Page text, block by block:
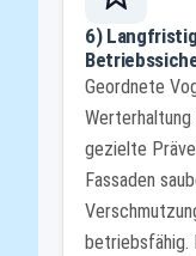
6)
Geordnete
Werterhaltung
gezielte
Fassaden
betriebsfähig.